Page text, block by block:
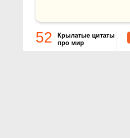
52
Крылатые цитаты
про мир